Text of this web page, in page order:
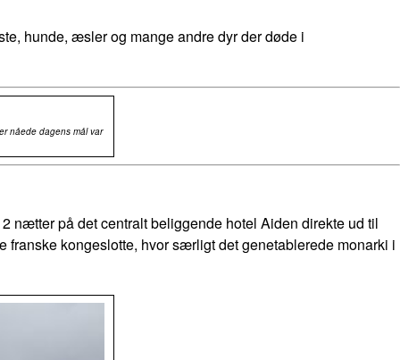
hunde, æsler og mange andre dyr der døde i
nåede dagens mål var
nætter på det centralt beliggende hotel Aiden direkte ud til
franske kongeslotte, hvor særligt det genetablerede monarki i